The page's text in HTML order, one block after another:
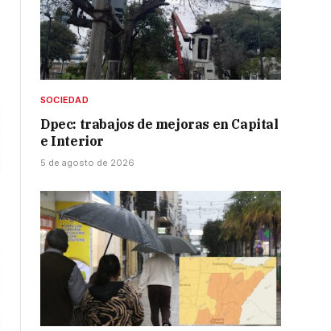
SOCIEDAD
Dpec: trabajos de mejoras en Capital
e Interior
5 de agosto de 2026